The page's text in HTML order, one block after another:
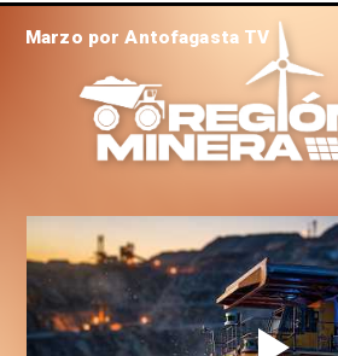
Marzo por Antofagasta TV